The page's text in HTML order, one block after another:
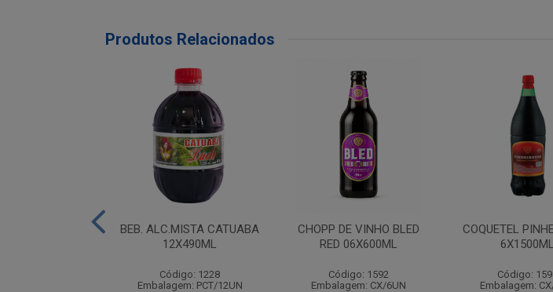
Produtos Relacionados
BEB. ALC.MISTA CATUABA
12X490ML
Código: 1228
Embalagem: PCT/12UN
CHOPP DE VINHO BLED
RED 06X600ML
Código: 1592
Embalagem: CX/6UN
COQUETEL
6X1500ML
Código:
Embalagem: